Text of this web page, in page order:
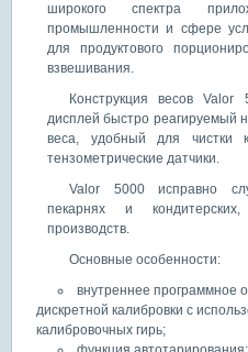
широкого спектра
промышленности и сфере
для продуктового
взвешивания.
Конструкция весов
дисплей быстро реагируемый
веса, удобный для чистки
тензометрические датчики.
Valor 5000 исправно
пекарнях и
производств.
Основные особенности:
внутреннее программное
дискретной калибровки с
калибровочных гирь;